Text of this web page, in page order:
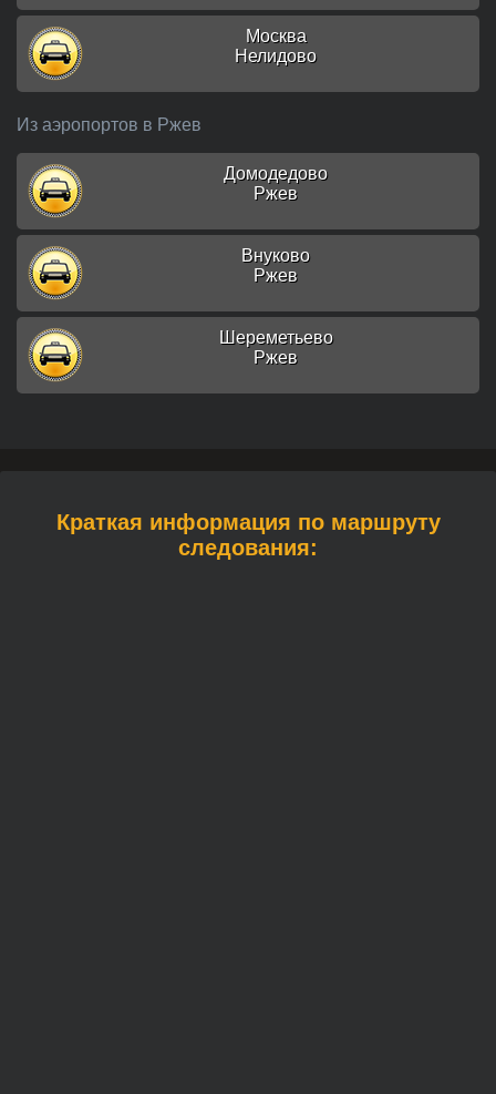
Москва
Нелидово
Из аэропортов в Ржев
Домодедово
Ржев
Внуково
Ржев
Шереметьево
Ржев
Краткая информация по маршруту
следования: